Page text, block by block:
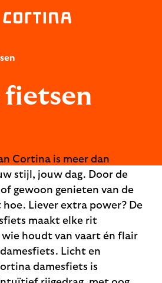
fietsen
Cortina is meer dan
stijl, jouw dag. Door de
gewoon genieten van de
Liever extra power? De
maakt elke rit
houdt van vaart én flair
Licht en
damesfiets is